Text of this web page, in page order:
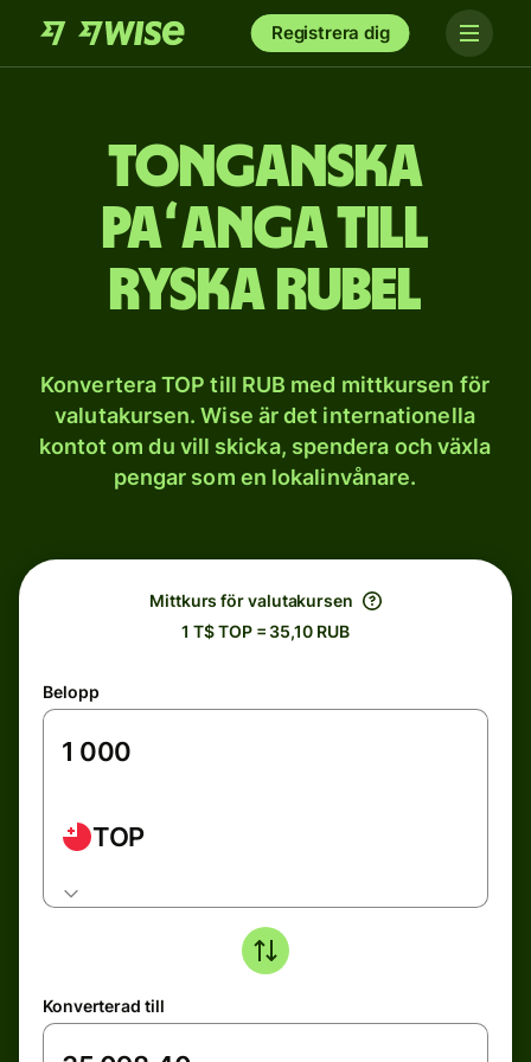
Registrera dig
Tonganska
paʻanga till
ryska rubel
Konvertera TOP till RUB med mittkursen för
valutakursen. Wise är det internationella
kontot om du vill skicka, spendera och växla
pengar som en lokalinvånare.
Mittkurs för valutakursen
1 T$ TOP = 35,10 RUB
Belopp
TOP
Konverterad till